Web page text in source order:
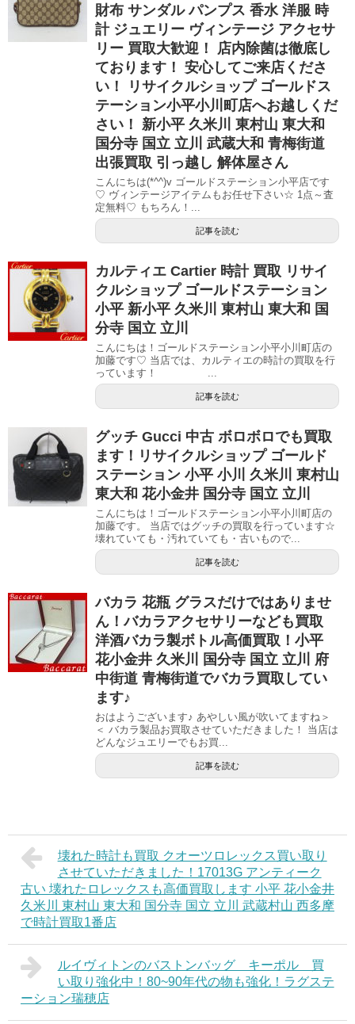
財布 サンダル パンプス 香水 洋服 時
計 ジュエリー ヴィンテージ アクセサ
リー 買取大歓迎！ 店内除菌は徹底し
ております！ 安心してご来店くださ
い！ リサイクルショップ ゴールドス
テーション小平小川町店へお越しくだ
さい！ 新小平 久米川 東村山 東大和
国分寺 国立 立川 武蔵大和 青梅街道
出張買取 引っ越し 解体屋さん
こんにちは(*^^)v ゴールドステーション小平店です
♡ ヴィンテージアイテムもお任せ下さい☆ 1点～査
定無料♡ もちろん！...
記事を読む
カルティエ Cartier 時計 買取 リサイ
クルショップ ゴールドステーション
小平 新小平 久米川 東村山 東大和 国
分寺 国立 立川
こんにちは！ゴールドステーション小平小川町店の
加藤です♡ 当店では、カルティエの時計の買取を行
っています！ ...
記事を読む
グッチ Gucci 中古 ボロボロでも買取
ます！リサイクルショップ ゴールド
ステーション 小平 小川 久米川 東村山
東大和 花小金井 国分寺 国立 立川
こんにちは！ゴールドステーション小平小川町店の
加藤です。 当店ではグッチの買取を行っています☆
壊れていても・汚れていても・古いもので...
記事を読む
バカラ 花瓶 グラスだけではありませ
ん！バカラアクセサリーなども買取
洋酒バカラ製ボトル高価買取！小平
花小金井 久米川 国分寺 国立 立川 府
中街道 青梅街道でバカラ買取してい
ます♪
おはようございます♪ あやしい風が吹いてますね＞
＜ バカラ製品お買取させていただきました！ 当店は
どんなジュエリーでもお買...
記事を読む
壊れた時計も買取 クオーツロレックス買い取り
させていただきました！17013G アンティーク
古い 壊れたロレックスも高価買取します 小平 花小金井
久米川 東村山 東大和 国分寺 国立 立川 武蔵村山 西多摩
で時計買取1番店
ルイヴィトンのバストンバッグ キーポル 買
い取り強化中！80~90年代の物も強化！ラグステ
ーション瑞穂店